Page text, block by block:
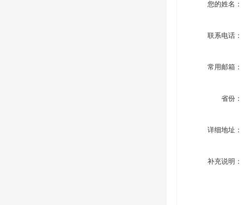
您的姓名：
联系电话：
常用邮箱：
省份：
详细地址：
补充说明：